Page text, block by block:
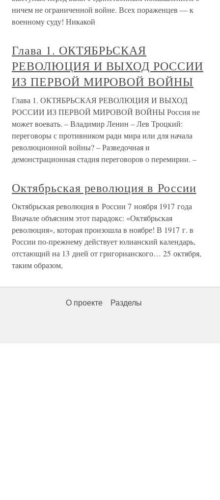
ничем не ограниченной войне. Всех пораженцев — к
военному суду! Никакой
Глава 1. ОКТЯБРЬСКАЯ
РЕВОЛЮЦИЯ И ВЫХОД РОССИИ
ИЗ ПЕРВОЙ МИРОВОЙ ВОЙНЫ
Глава 1. ОКТЯБРЬСКАЯ РЕВОЛЮЦИЯ И ВЫХОД
РОССИИ ИЗ ПЕРВОЙ МИРОВОЙ ВОЙНЫ Россия не
может воевать. – Владимир Ленин – Лев Троцкий:
переговоры с противником ради мира или для начала
революционной войны? – Разведочная и
демонстрационная стадия переговоров о перемирии. –
Октябрьская революция в России
Октябрьская революция в России 7 ноября 1917 года
Вначале объясним этот парадокс: «Октябрьская
революция», которая произошла в ноябре! В 1917 г. в
России по-прежнему действует юлианский календарь,
отстающий на 13 дней от григорианского… 25 октября,
таким образом,
О проекте Разделы